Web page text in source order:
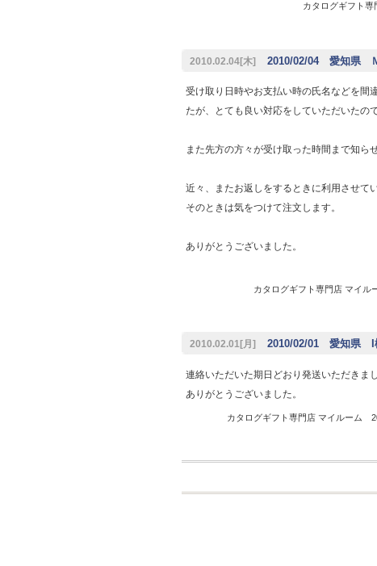
カタログギフト
2010.02.04[木] 2010/02/04 愛知県
受け取り日時やお支払い時の氏名などを間
たが、とても良い対応をしていただいたの
また先方の方々が受け取った時間まで知ら
近々、またお返しをするときに利用させて
そのときは気をつけて注文します。
ありがとうございました。
カタログギフト専門店 マイ
2010.02.01[月] 2010/02/01 愛知県 I
連絡いただいた期日どおり発送いただきま
ありがとうございました。
カタログギフト専門店 マイルーム